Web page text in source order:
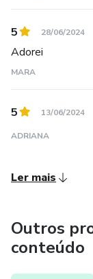
Ganache de coco
Ganache de
Ganache Capim
Ganache de
5 28/06/2024
Adorei
MARA
5 13/06/2024
ADRIANA
Ler mais
Outros
conteúdo